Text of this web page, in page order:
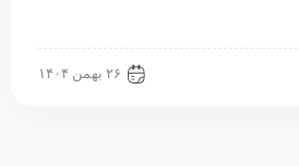
۲۶ بهمن ۱۴۰۴